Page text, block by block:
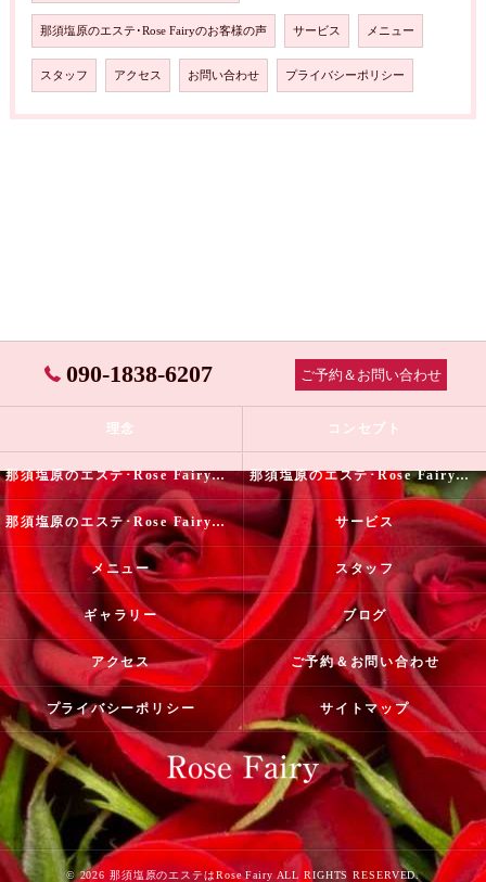
那須塩原のエステ･Rose Fairyのお客様の声 サービス メニュー
スタッフ アクセス お問い合わせ プライバシーポリシー
090-1838-6207 ご予約＆お問い合わせ
理念 コンセプト
那須塩原のエステ･Rose Fairyの口コミ情報 那須塩原のエステ･Rose Fairyの評判
那須塩原のエステ･Rose Fairyのお客様の声 サービス
メニュー スタッフ
ギャラリー ブログ
アクセス ご予約＆お問い合わせ
プライバシーポリシー サイトマップ
© 2026 那須塩原のエステはRose Fairy ALL RIGHTS RESERVED.